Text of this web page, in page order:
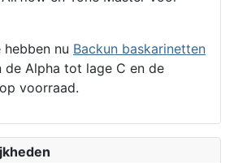
nu Backun baskarinetten
de Alpha tot lage C en de
voorraad.